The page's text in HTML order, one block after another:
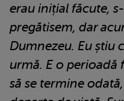
erau inițial făcute,
pregătisem, dar
Dumnezeu. Eu știu
urmă. E o perioadă
să se termine